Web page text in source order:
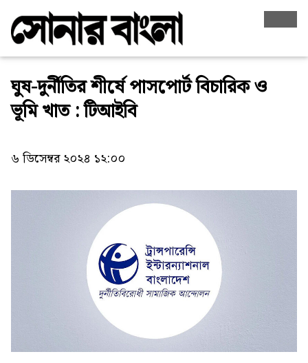
ঘুষ-দুর্নীতির শীর্ষে পাসপোর্ট বিচারিক ও
ভূমি খাত : টিআইবি
৬ ডিসেম্বর ২০২৪ ১২:০০